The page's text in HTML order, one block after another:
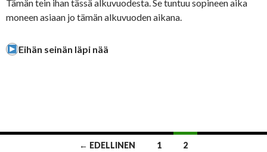
Tämän tein ihan tässä alkuvuodesta. Se tuntuu sopineen aika
moneen asiaan jo tämän alkuvuoden aikana.
Eihän seinän läpi nää
← EDELLINEN 1 2